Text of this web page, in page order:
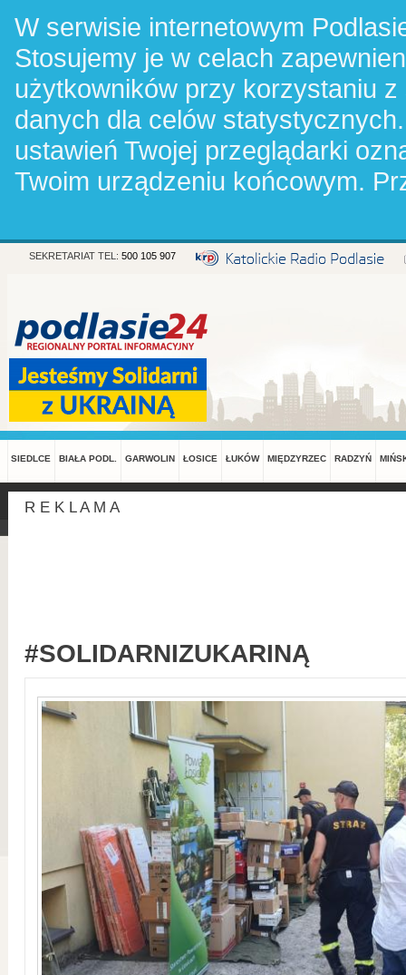
W serwisie internetowym
Stosujemy je w celach
użytkowników przy korzystaniu
danych dla celów
ustawień Twojej przeglądarki
Twoim urządzeniu końcowym.
SEKRETARIAT TEL: 500 105 907
SIEDLCE BIAŁA PODL. GARWOLIN ŁOSICE ŁUKÓW MIĘDZYRZEC RADZYŃ
R E K L A M A
#SOLIDARNIZUKARINĄ